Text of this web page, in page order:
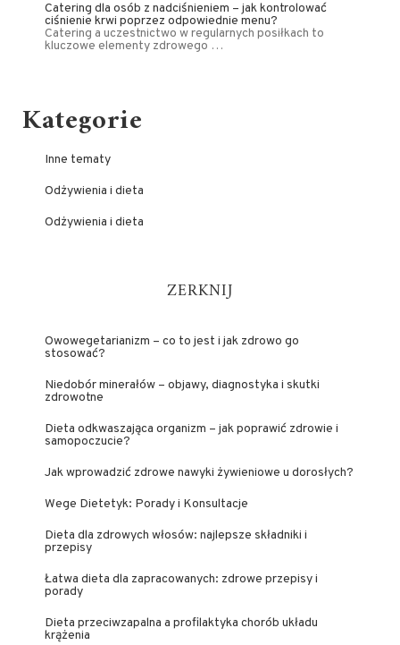
Catering dla osób z nadciśnieniem – jak kontrolować
ciśnienie krwi poprzez odpowiednie menu?
Catering a uczestnictwo w regularnych posiłkach to
kluczowe elementy zdrowego …
Kategorie
Inne tematy
Odżywienia i dieta
Odżywienia i dieta
ZERKNIJ
Owowegetarianizm – co to jest i jak zdrowo go
stosować?
Niedobór minerałów – objawy, diagnostyka i skutki
zdrowotne
Dieta odkwaszająca organizm – jak poprawić zdrowie i
samopoczucie?
Jak wprowadzić zdrowe nawyki żywieniowe u dorosłych?
Wege Dietetyk: Porady i Konsultacje
Dieta dla zdrowych włosów: najlepsze składniki i
przepisy
Łatwa dieta dla zapracowanych: zdrowe przepisy i
porady
Dieta przeciwzapalna a profilaktyka chorób układu
krążenia